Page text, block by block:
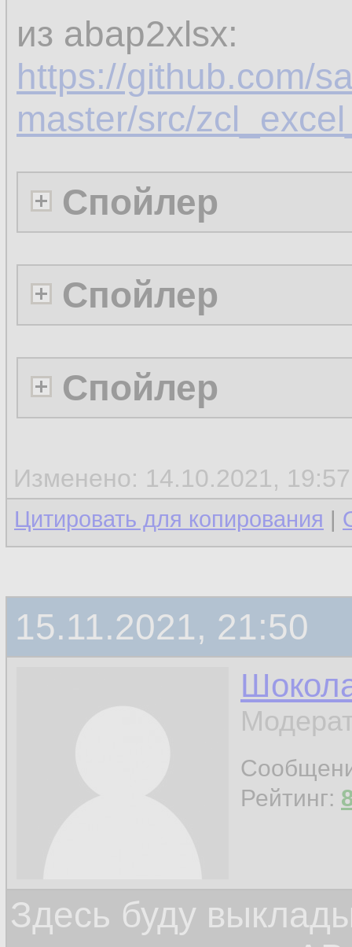
из abap2xlsx:
https://github.com/
master/src/
Спойлер
Спойлер
Спойлер
Изменено: 14.10.2021,
Цитировать для копирования |
15.11.2021, 21:50
Рейтинг:
Здесь буду